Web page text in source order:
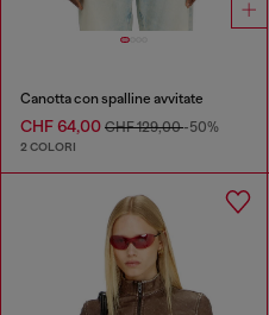
Canotta con spalline avvitate
CHF 64,00 CHF 129,00-50%
2 COLORI